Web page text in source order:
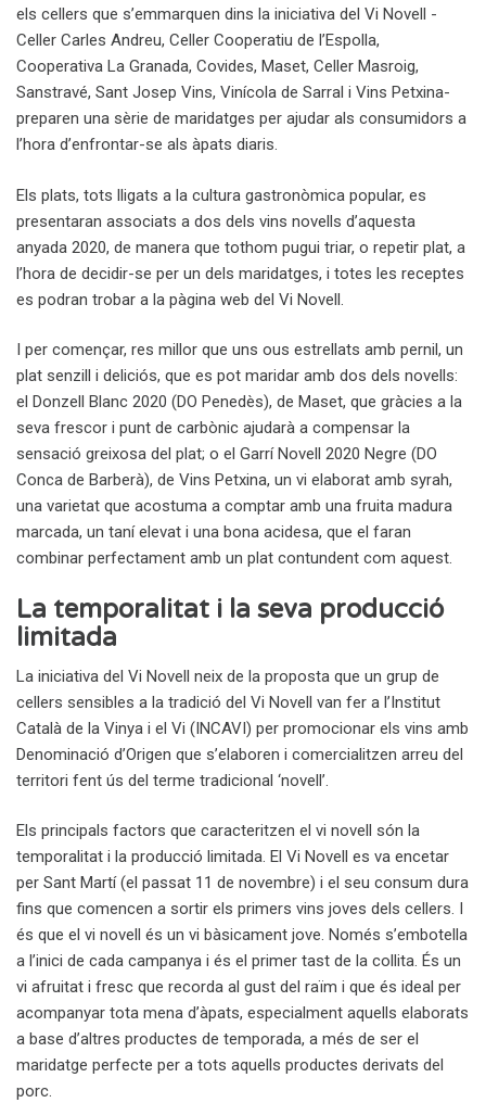
els cellers que s’emmarquen dins la iniciativa del Vi Novell -
Celler Carles Andreu, Celler Cooperatiu de l’Espolla,
Cooperativa La Granada, Covides, Maset, Celler Masroig,
Sanstravé, Sant Josep Vins, Vinícola de Sarral i Vins Petxina-
preparen una sèrie de maridatges per ajudar als consumidors a
l’hora d’enfrontar-se als àpats diaris.
Els plats, tots lligats a la cultura gastronòmica popular, es
presentaran associats a dos dels vins novells d’aquesta
anyada 2020, de manera que tothom pugui triar, o repetir plat, a
l’hora de decidir-se per un dels maridatges, i totes les receptes
es podran trobar a la pàgina web del Vi Novell.
I per començar, res millor que uns ous estrellats amb pernil, un
plat senzill i deliciós, que es pot maridar amb dos dels novells:
el Donzell Blanc 2020 (DO Penedès), de Maset, que gràcies a la
seva frescor i punt de carbònic ajudarà a compensar la
sensació greixosa del plat; o el Garrí Novell 2020 Negre (DO
Conca de Barberà), de Vins Petxina, un vi elaborat amb syrah,
una varietat que acostuma a comptar amb una fruita madura
marcada, un taní elevat i una bona acidesa, que el faran
combinar perfectament amb un plat contundent com aquest.
La temporalitat i la seva producció
limitada
La iniciativa del Vi Novell neix de la proposta que un grup de
cellers sensibles a la tradició del Vi Novell van fer a l’Institut
Català de la Vinya i el Vi (INCAVI) per promocionar els vins amb
Denominació d’Origen que s’elaboren i comercialitzen arreu del
territori fent ús del terme tradicional ‘novell’.
Els principals factors que caracteritzen el vi novell són la
temporalitat i la producció limitada. El Vi Novell es va encetar
per Sant Martí (el passat 11 de novembre) i el seu consum dura
fins que comencen a sortir els primers vins joves dels cellers. I
és que el vi novell és un vi bàsicament jove. Només s’embotella
a l’inici de cada campanya i és el primer tast de la collita. És un
vi afruitat i fresc que recorda al gust del raïm i que és ideal per
acompanyar tota mena d’àpats, especialment aquells elaborats
a base d’altres productes de temporada, a més de ser el
maridatge perfecte per a tots aquells productes derivats del
porc.